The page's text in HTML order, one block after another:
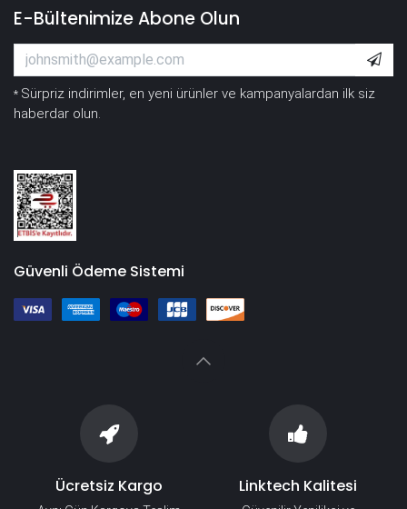
E-Bültenimize Abone Olun
* Sürpriz indirimler, en yeni ürünler ve kampanyalardan ilk siz
haberdar olun.
Güvenli Ödeme Sistemi
Ücretsiz Kargo Linktech Kalitesi